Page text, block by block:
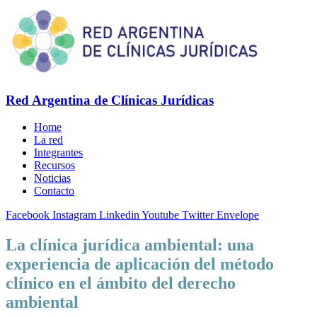
Red Argentina de Clínicas Jurídicas
Home
La red
Integrantes
Recursos
Noticias
Contacto
Facebook Instagram LinkedinYoutube Twitter Envelope
La clínica jurídica ambiental: una
experiencia de aplicación del método
clínico en el ámbito del derecho
ambiental